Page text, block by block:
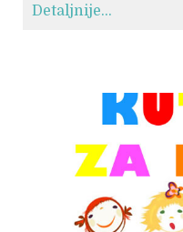
Detaljnije...